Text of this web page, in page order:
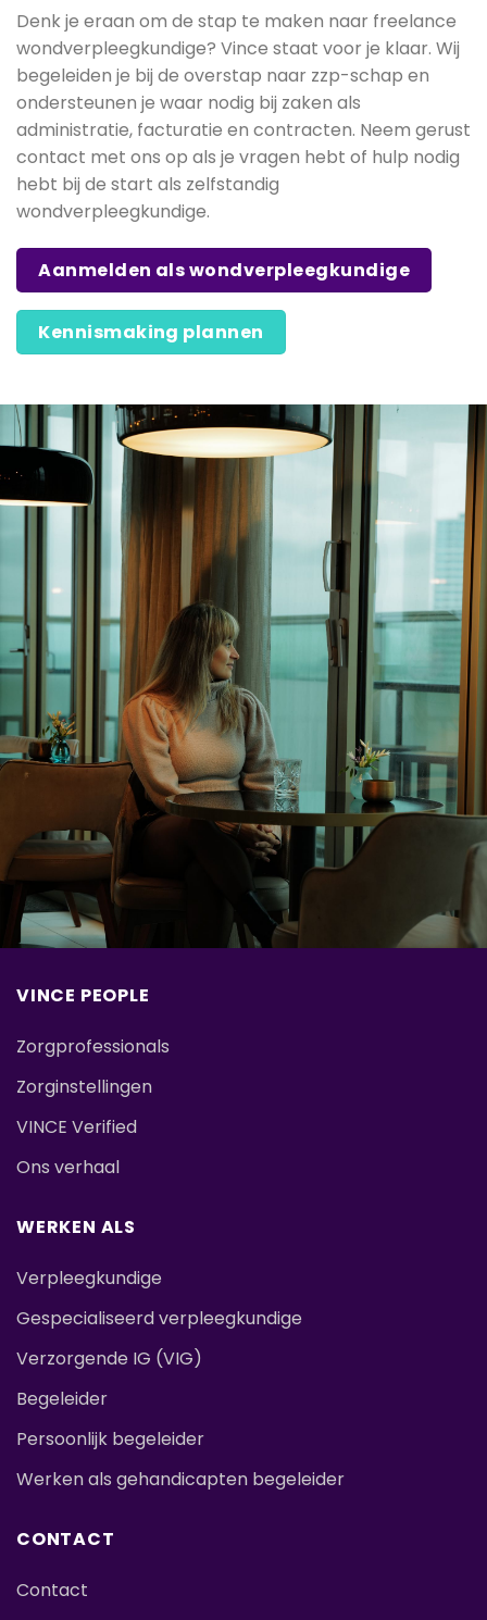
Denk je eraan om de stap te maken naar freelance
wondverpleegkundige? Vince staat voor je klaar. Wij
begeleiden je bij de overstap naar zzp-schap en
ondersteunen je waar nodig bij zaken als
administratie, facturatie en contracten. Neem gerust
contact met ons op als je vragen hebt of hulp nodig
hebt bij de start als zelfstandig
wondverpleegkundige.
Aanmelden als wondverpleegkundige
Kennismaking plannen
VINCE PEOPLE
Zorgprofessionals
Zorginstellingen
VINCE Verified
Ons verhaal
WERKEN ALS
Verpleegkundige
Gespecialiseerd verpleegkundige
Verzorgende IG (VIG)
Begeleider
Persoonlijk begeleider
Werken als gehandicapten begeleider
CONTACT
Contact